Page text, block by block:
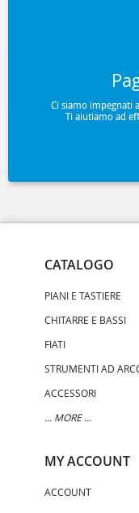
Ci siamo impegnati
Ti aiutiamo ad
CATALOGO
PIANI E TASTIERE
CHITARRE E BASSI
FIATI
STRUMENTI AD
ACCESSORI
... MORE ...
MY ACCOUNT
ACCOUNT